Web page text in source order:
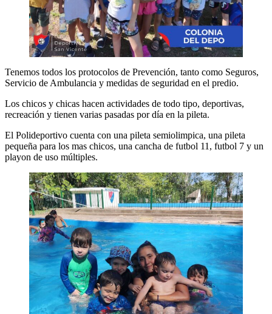
Tenemos todos los protocolos de Prevención, tanto como Seguros,
Servicio de Ambulancia y medidas de seguridad en el predio.
Los chicos y chicas hacen actividades de todo tipo, deportivas,
recreación y tienen varias pasadas por día en la pileta.
El Polideportivo cuenta con una pileta semiolimpica, una pileta
pequeña para los mas chicos, una cancha de futbol 11, futbol 7 y un
playon de uso múltiples.